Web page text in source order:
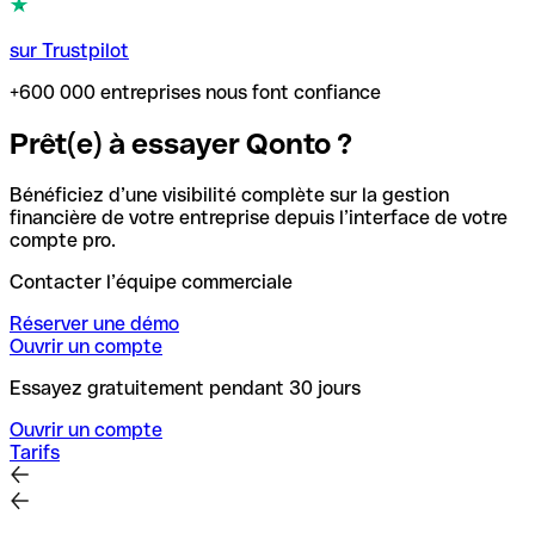
sur Trustpilot
+600 000 entreprises nous font confiance
Prêt(e) à essayer Qonto ?
Bénéficiez d’une visibilité complète sur la gestion
financière de votre entreprise depuis l’interface de votre
compte pro.
Contacter l’équipe commerciale
Réserver une démo
Ouvrir un compte
Essayez gratuitement pendant 30 jours
Ouvrir un compte
Tarifs